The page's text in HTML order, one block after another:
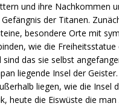
und ihre Nachkommen
der Titanen.
besondere Orte mit
wie die
das sie selbst
liegende Insel der
liegen, wie die Insel
heute die Eiswüste die